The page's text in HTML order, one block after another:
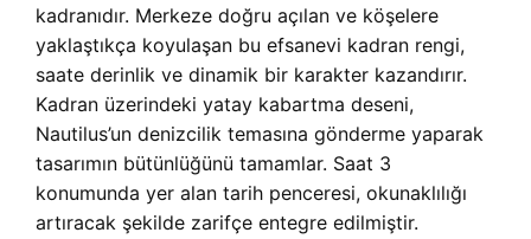
kadranıdır. Merkeze doğru açılan ve köşelere
yaklaştıkça koyulaşan bu efsanevi kadran rengi,
saate derinlik ve dinamik bir karakter kazandırır.
Kadran üzerindeki yatay kabartma deseni,
Nautilus’un denizcilik temasına gönderme yaparak
tasarımın bütünlüğünü tamamlar. Saat 3
konumunda yer alan tarih penceresi, okunaklılığı
artıracak şekilde zarifçe entegre edilmiştir.